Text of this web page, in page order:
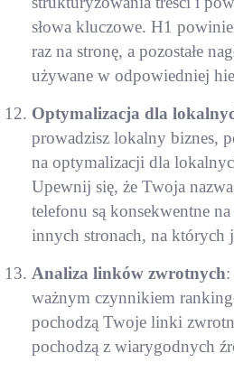
słowa kluczowe. H1
raz na stronę, a pozostałe
używane w odpowiedniej
Optymalizacja dla
prowadzisz lokalny biznes,
na optymalizacji dla
Upewnij się, że Twoja
telefonu są konsekwentne na
innych stronach, na których
Analiza linków zwrotnych
ważnym czynnikiem
pochodzą Twoje linki
pochodzą z wiarygodnych